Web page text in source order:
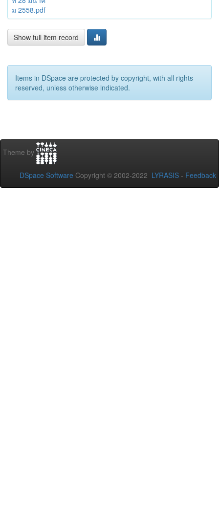
ม 2558.pdf
Show full item record
Items in DSpace are protected by copyright, with all rights
reserved, unless otherwise indicated.
Theme by
DSpace Software Copyright © 2002-2022 LYRASIS - Feedback